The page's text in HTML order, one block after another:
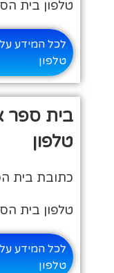
טלפון בית הספר: 08-
לכל המידע על
טלפון
בית ספר
טלפון
כתובת בית
טלפון בית הספר: 04-
לכל המידע
טלפון